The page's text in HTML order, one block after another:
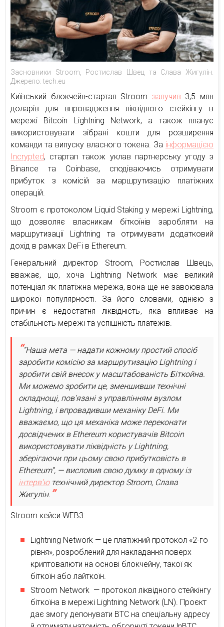
Засновники Stroom, Ростислав Швец та Слава Жигулін.
Джерело: tech.eu
Київський блокчейн-стартап Stroom залучив 3,5 млн
доларів для впровадження ліквідного стейкінгу в
мережі Bitcoin Lightning Network, а також планує
використовувати зібрані кошти для розширення
команди та випуску власного токена. За інформацією
Incrypted, стартап також уклав партнерську угоду з
Binance та Coinbase, сподіваючись отримувати
прибуток з комісій за маршрутизацію платіжних
операцій.
Stroom є протоколом Liquid Staking у мережі Lightning,
що дозволяє власникам біткоїнів заробляти на
маршрутизації Lightning та отримувати додатковий
дохід в рамках DeFi в Ethereum.
Генеральний директор Stroom, Ростислав Швець,
вважає, що, хоча Lightning Network має великий
потенціал як платіжна мережа, вона ще не завоювала
широкої популярності. За його словами, однією з
причин є недостатня ліквідність, яка впливає на
стабільність мережі та успішність платежів.
“Наша мета — надати кожному простий спосіб
заробити комісію за маршрутизацію Lightning і
зробити свій внесок у масштабованість Біткойна.
Ми можемо зробити це, зменшивши технічні
складнощі, пов’язані з управлінням вузлом
Lightning, і впровадивши механіку DeFi. Ми
вважаємо, що ця механіка може переконати
досвідчених в Ethereum користувачів Bitcoin
використовувати ліквідність у Lightning,
зберігаючи при цьому свою прибутковість в
Ethereum”, — висловив свою думку в одному із
інтерв’ютехнічний директор Stroom, Слава
Жигулін.
Stroom кейси WEB3:
Lightning Network — це платіжний протокол «2-го
рівня», розроблений для накладання поверх
криптовалюти на основі блокчейну, такої як
біткоїн або лайткоїн.
Stroom Network — протокол ліквідного стейкінгу
біткоїна в мережі Lightning Network (LN). Проєкт
дає змогу депонувати BTC на спеціальну адресу